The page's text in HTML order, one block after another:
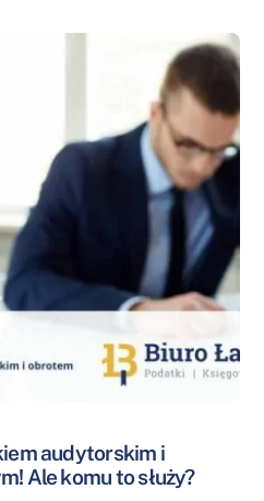
audytorskim i
Ale komu to służy?